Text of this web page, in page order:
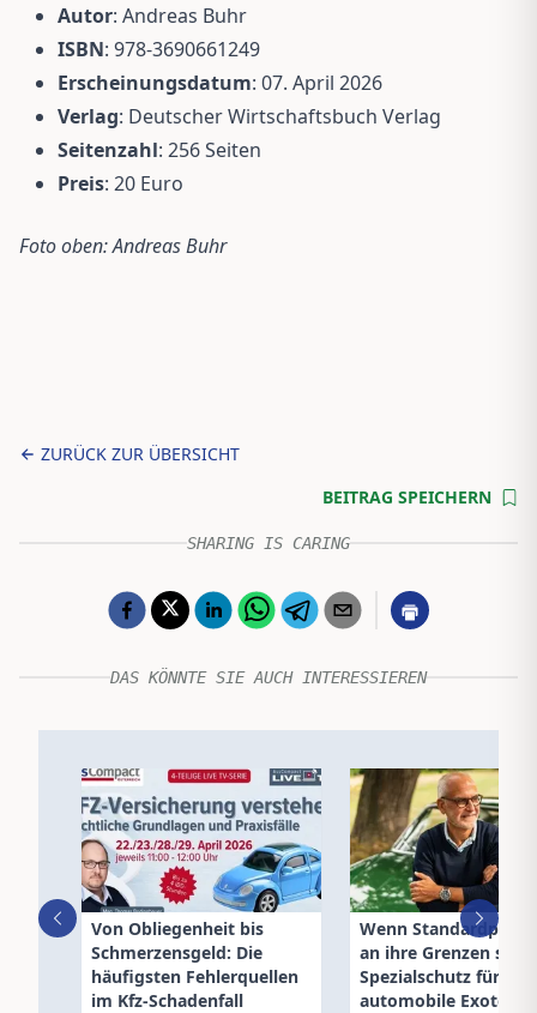
Autor: Andreas Buhr
ISBN: 978-3690661249
Erscheinungsdatum: 07. April 2026
Verlag: Deutscher Wirtschaftsbuch Verlag
Seitenzahl: 256 Seiten
Preis: 20 Euro
Foto oben: Andreas Buhr
ZURÜCK ZUR ÜBERSICHT
BEITRAG SPEICHERN
SHARING IS CARING
DAS KÖNNTE SIE AUCH INTERESSIEREN
Von Obliegenheit bis
Schmerzensgeld: Die
häufigsten Fehlerquellen
im Kfz-Schadenfall
Wenn
an ihre Grenzen
Spezialschutz für
automobile Exoten